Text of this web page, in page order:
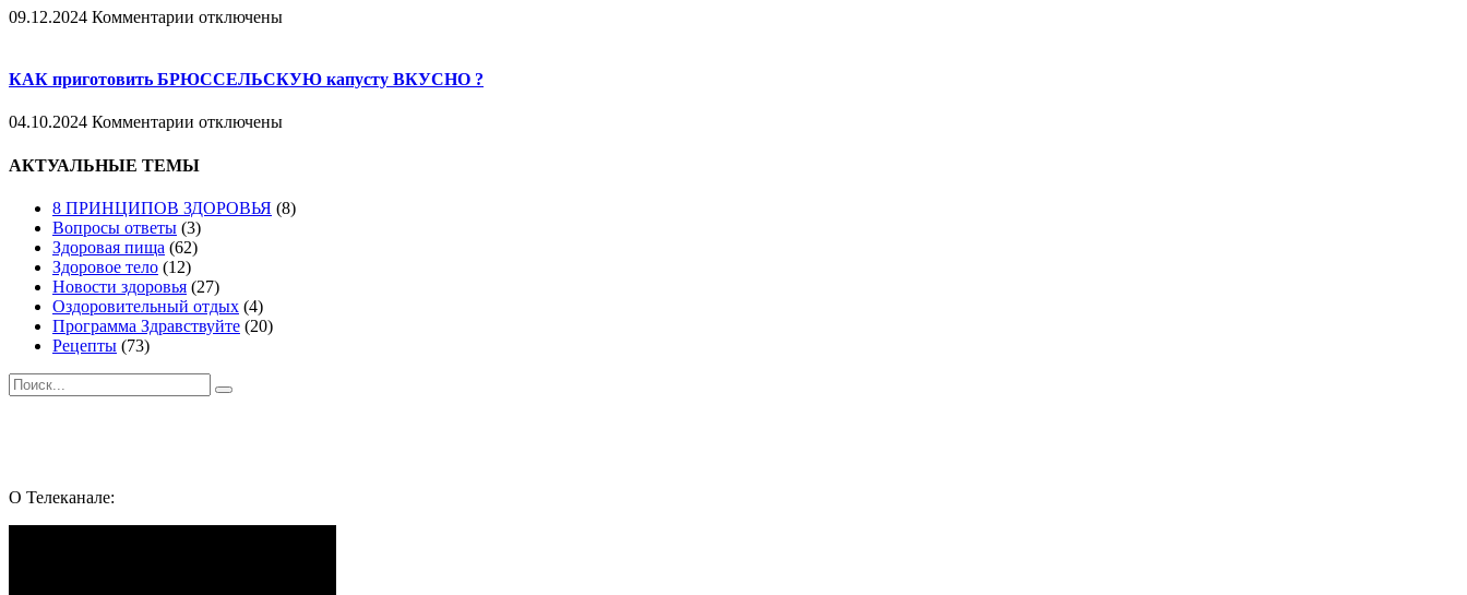
09.12.2024 Комментарии к
сыр
ДоМаШнИх
отключены
КАК приготовить БРЮССЕЛЬСКУЮ капусту ВКУСНО ?
04.10.2024 Комментарии к
КАК
БРЮССЕЛЬСКУЮ
капусту
ВКУСНО
?
отключены
АКТУАЛЬНЫЕ ТЕМЫ
8 ПРИНЦИПОВ ЗДОРОВЬЯ (8)
Вопросы ответы (3)
Здоровая пища (62)
Здоровое тело (12)
Новости здоровья (27)
Оздоровительный отдых (4)
Программа Здравствуйте (20)
Рецепты (73)
Поиск
О Телеканале: